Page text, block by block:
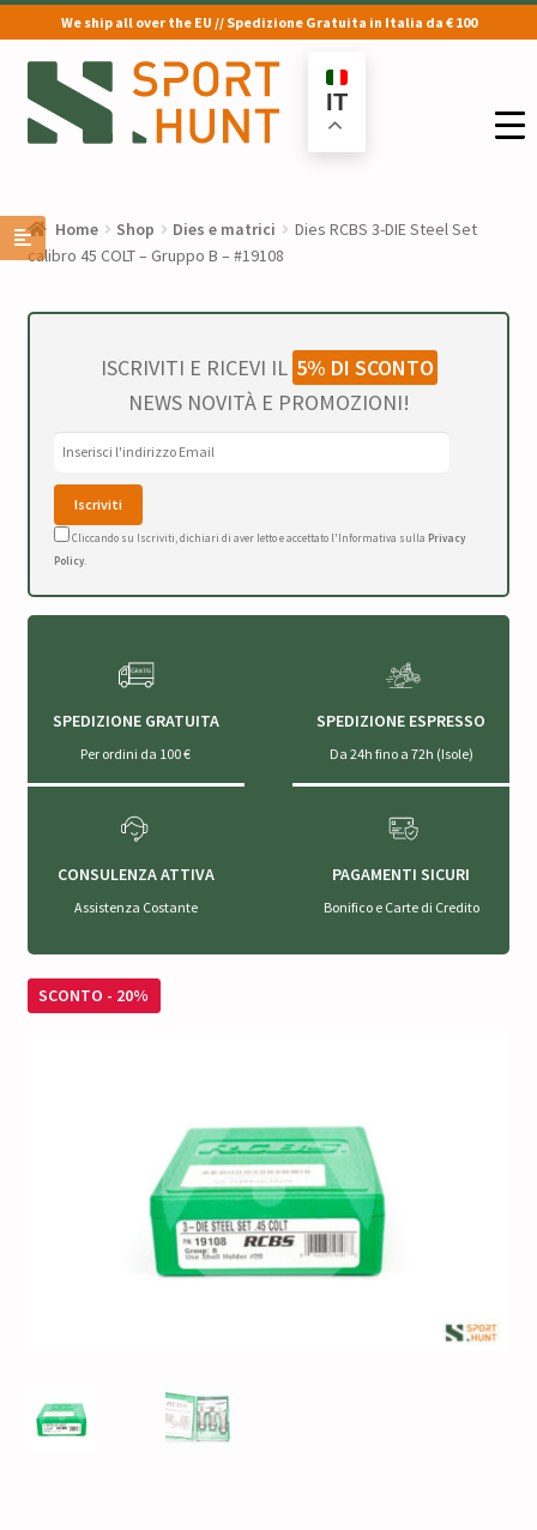
We ship all over the EU // Spedizione Gratuita in Italia da € 100
Vai
alla
navigazione
Vai
al
contenuto
IT
Home Shop Dies e matrici
Dies RCBS 3-DIE Steel Set
calibro 45 COLT – Gruppo B – #19108
ISCRIVITI E RICEVI IL 5% DI SCONTO
NEWS NOVITÀ E PROMOZIONI!
Cliccando su Iscriviti, dichiari di aver letto e accettato l'Informativa sulla Privacy
Policy.
SPEDIZIONE GRATUITA
Per ordini da 100 €
SPEDIZIONE ESPRESSO
Da 24h fino a 72h (Isole)
CONSULENZA ATTIVA
Assistenza Costante
PAGAMENTI SICURI
Bonifico e Carte di Credito
SCONTO - 20%